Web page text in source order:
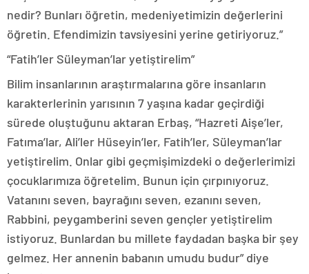
nedir? Bunları öğretin, medeniyetimizin değerlerini
öğretin. Efendimizin tavsiyesini yerine getiriyoruz.”
“Fatih’ler Süleyman’lar yetiştirelim”
Bilim insanlarının araştırmalarına göre insanların
karakterlerinin yarısının 7 yaşına kadar geçirdiği
sürede oluştuğunu aktaran Erbaş, “Hazreti Aişe’ler,
Fatıma’lar, Ali’ler Hüseyin’ler, Fatih’ler, Süleyman’lar
yetiştirelim. Onlar gibi geçmişimizdeki o değerlerimizi
çocuklarımıza öğretelim. Bunun için çırpınıyoruz.
Vatanını seven, bayrağını seven, ezanını seven,
Rabbini, peygamberini seven gençler yetiştirelim
istiyoruz. Bunlardan bu millete faydadan başka bir şey
gelmez. Her annenin babanın umudu budur” diye